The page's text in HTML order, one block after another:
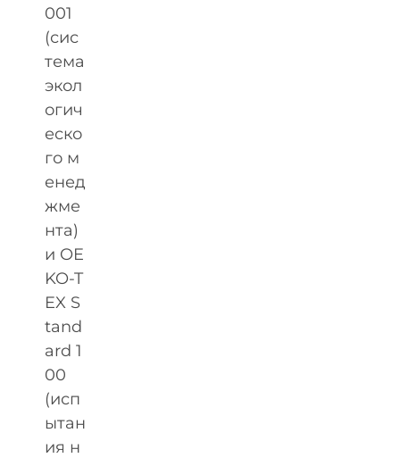
001
(сис
тема
экол
огич
еско
го м
енед
жме
нта)
и OE
KO-T
EX S
tand
ard 1
00
(исп
ытан
ия н